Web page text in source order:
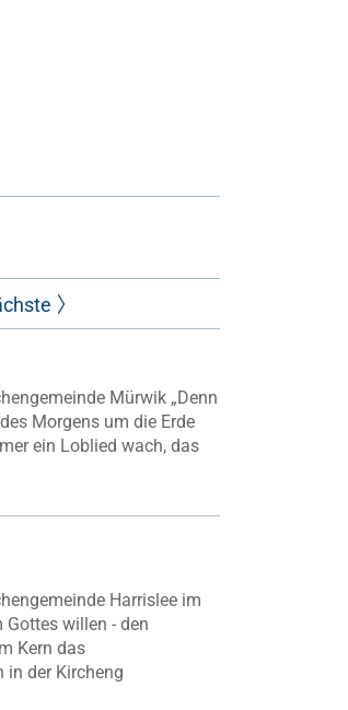
Mürwik „Denn
Morgens um die Erde
ein Loblied wach, das
Harrislee im
Gottes willen - den
Kern das
in der Kircheng